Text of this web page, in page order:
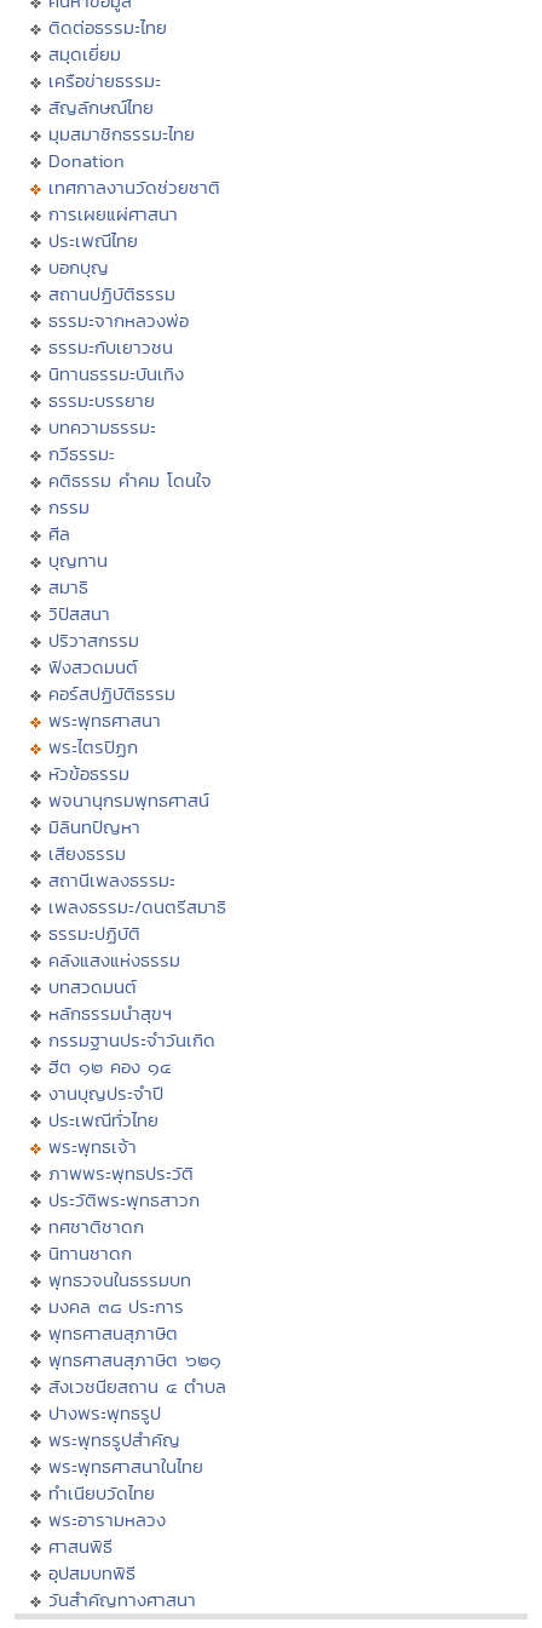
ติดต่อธรรมะไทย
สมุดเยี่ยม
เครือข่ายธรรมะ
สัญลักษณ์ไทย
มุมสมาชิกธรรมะไทย
Donation
เทศกาลงานวัดช่วยชาติ
การเผยแผ่ศาสนา
ประเพณีไทย
บอกบุญ
สถานปฏิบัติธรรม
ธรรมะจากหลวงพ่อ
ธรรมะกับเยาวชน
นิทานธรรมะบันเทิง
ธรรมะบรรยาย
บทความธรรมะ
กวีธรรมะ
คติธรรม คำคม โดนใจ
กรรม
ศีล
บุญทาน
สมาธิ
วิปัสสนา
ปริวาสกรรม
ฟังสวดมนต์
คอร์สปฏิบัติธรรม
พระพุทธศาสนา
พระไตรปิฏก
หัวข้อธรรม
พจนานุกรมพุทธศาสน์
มิลินทปัญหา
เสียงธรรม
สถานีเพลงธรรมะ
เพลงธรรมะ/ดนตรีสมาธิ
ธรรมะปฏิบัติ
คลังแสงแห่งธรรม
บทสวดมนต์
หลักธรรมนำสุขฯ
กรรมฐานประจำวันเกิด
ฮีต ๑๒ คอง ๑๔
งานบุญประจำปี
ประเพณีทั่วไทย
พระพุทธเจ้า
ภาพพระพุทธประวัติ
ประวัติพระพุทธสาวก
ทศชาติชาดก
นิทานชาดก
พุทธวจนในธรรมบท
มงคล ๓๘ ประการ
พุทธศาสนสุภาษิต
พุทธศาสนสุภาษิต ๖๒๑
สังเวชนียสถาน ๔ ตำบล
ปางพระพุทธรูป
พระพุทธรูปสำคัญ
พระพุทธศาสนาในไทย
ทำเนียบวัดไทย
พระอารามหลวง
ศาสนพิธี
อุปสมบทพิธี
วันสำคัญทางศาสนา